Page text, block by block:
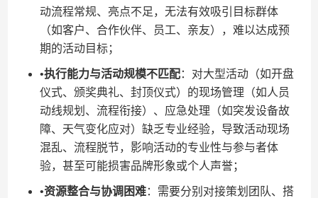
动流程常规、亮点不足，无法有效吸引目标群体
（如客户、合作伙伴、员工、亲友），难以达成预
期的活动目标；
•​​执行能力与活动规模不匹配​​：对大型活动（如开盘
仪式、颁奖典礼、封顶仪式）的现场管理（如人员
动线规划、流程衔接）、应急处理（如突发设备故
障、天气变化应对）缺乏专业经验，导致活动现场
混乱、流程脱节，影响活动的专业性与参与者体
验，甚至可能损害品牌形象或个人声誉；
•​​资源整合与协调困难​​：需要分别对接策划团队、搭